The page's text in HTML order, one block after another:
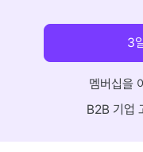
3
멤버십을
B2B 기업